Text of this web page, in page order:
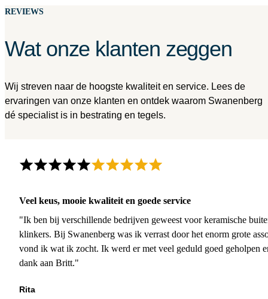
REVIEWS
Wat onze klanten zeggen
Wij streven naar de hoogste kwaliteit en service. Lees de
ervaringen van onze klanten en ontdek waarom Swanenberg
dé specialist is in bestrating en tegels.
Veel keus, mooie kwaliteit en goede service
"Ik ben bij verschillende bedrijven geweest voor keramische
klinkers. Bij Swanenberg was ik verrast door het enorm grote
vond ik wat ik zocht. Ik werd er met veel geduld goed geholpen
dank aan Britt."
Rita